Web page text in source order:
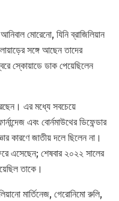
মোরেনো, যিনি ব্রাজিলিয়ান
সঙ্গে আছেন তাদের
স্কোয়াডে ডাক পেয়েছিলেন
এর মধ্যে সবচেয়ে
এবং বোর্নমাউথের ডিফেন্ডার
কারণে জাতীয় দলে ছিলেন না।
এসেছেন; শেষবার ২০২২ সালের
তাকে।
মার্তিনেজ, গেরোনিমো রুলি,